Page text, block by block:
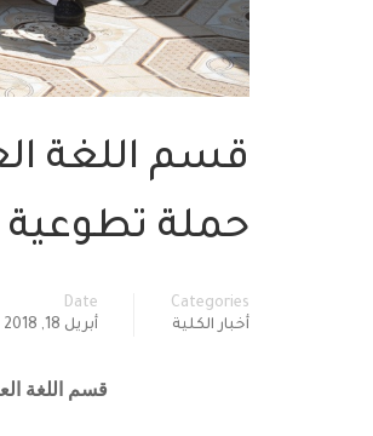
قسم اللغة
حملة تطوعية
Categories
أخبار الكلية
Date
أبريل 18, 2018
قسم اللغة